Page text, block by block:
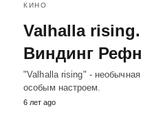
КИНО
Valhalla
Виндинг
"Valhalla rising" -
особым настроем.
6 лет ago